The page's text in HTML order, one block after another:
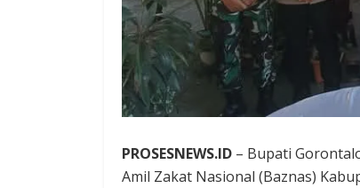
PROSESNEWS.ID – Bupati
Amil Zakat Nasional (Baznas)